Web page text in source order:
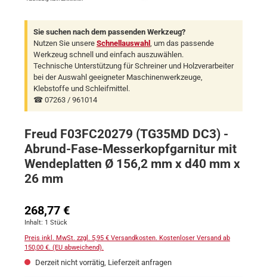
Sie suchen nach dem passenden Werkzeug?
Nutzen Sie unsere Schnellauswahl , um das passende
Werkzeug schnell und einfach auszuwählen.
Technische Unterstützung für Schreiner und Holzverarbeiter
bei der Auswahl geeigneter Maschinenwerkzeuge,
Klebstoffe und Schleifmittel.
☎ 07263 / 961014
Freud F03FC20279 (TG35MD DC3) -
Abrund-Fase-Messerkopfgarnitur mit
Wendeplatten Ø 156,2 mm x d40 mm x
26 mm
Regulärer Preis:
268,77 €
Inhalt: 1 Stück
Preis inkl. MwSt. zzgl. 5,95 € Versandkosten. Kostenloser Versand ab
150,00 €. (EU abweichend).
Derzeit nicht vorrätig, Lieferzeit anfragen